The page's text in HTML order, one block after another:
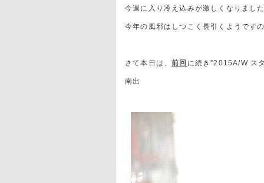
今週に入り冷え込みが激しくなりまし
今年の風邪はしつこく長引くようです
さて本日は、前回 に続き”2015A/W ス
南出